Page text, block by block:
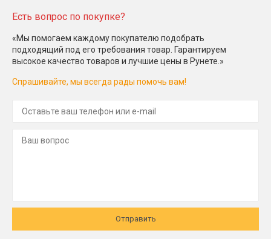
Есть вопрос по покупке?
«Мы помогаем каждому покупателю подобрать
подходящий под его требования товар. Гарантируем
высокое качество товаров и лучшие цены в Рунете.»
Спрашивайте, мы всегда рады помочь вам!
Отправить